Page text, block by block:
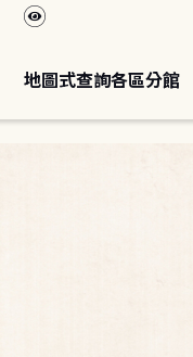
地圖式查詢各區分館